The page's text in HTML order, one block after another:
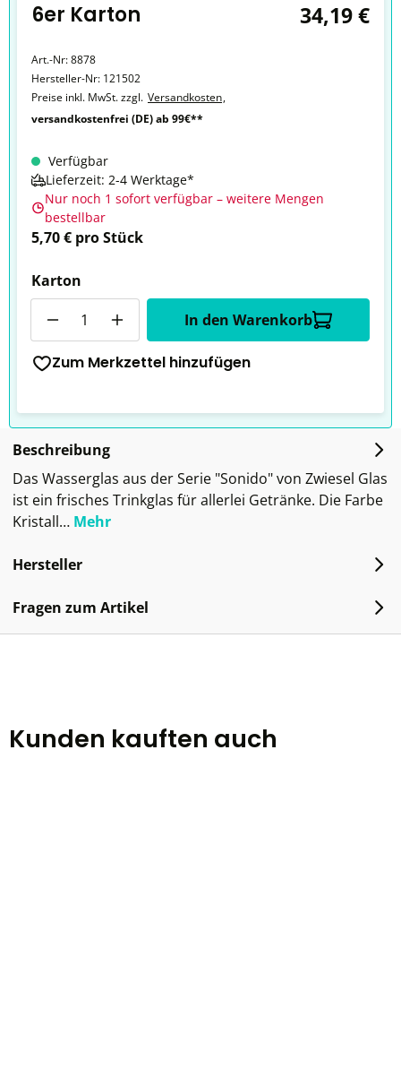
6er Karton 34,19 €
Art.-Nr:8878
Hersteller-Nr: 121502
Preise inkl. MwSt. zzgl. Versandkosten,
versandkostenfrei (DE) ab 99€**
Verfügbar
Lieferzeit: 2-4 Werktage*
Nur noch 1 sofort verfügbar – weitere Mengen
bestellbar
5,70 € pro Stück
Karton
In den Warenkorb
Zum Merkzettel hinzufügen
Beschreibung
Das Wasserglas aus der Serie "Sonido" von Zwiesel Glas
ist ein frisches Trinkglas für allerlei Getränke. Die Farbe
Kristall… Mehr
Hersteller
Fragen zum Artikel
Kunden kauften auch